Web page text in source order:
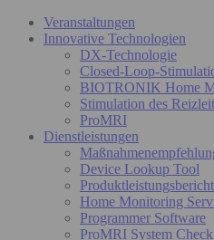
Veranstaltungen
Innovative Technologien
DX-Technologie
Closed-Loop-
BIOTRONIK Home
Stimulation des
ProMRI
Dienstleistungen
Device Lookup Tool
Home Monitoring
Programmer Software
ProMRI System Check